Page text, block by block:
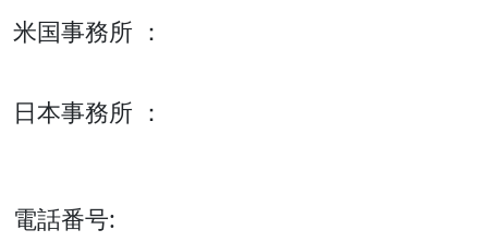
米国事務所 ：
日本事務所 ：
電話番号: